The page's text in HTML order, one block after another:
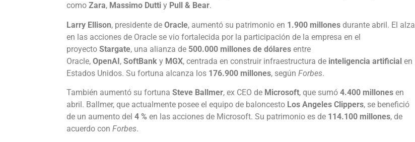
como Zara, Massimo Dutti y Pull & Bear.
Larry Ellison, presidente de Oracle, aumentó su patrimonio en 1.900 millones durante abril. El alza
en las acciones de Oracle se vio fortalecida por la participación de la empresa en el
proyecto Stargate, una alianza de 500.000 millones de dólares entre
Oracle, OpenAI, SoftBank y MGX, centrada en construir infraestructura de inteligencia artificial en
Estados Unidos. Su fortuna alcanza los 176.900 millones, según Forbes.
También aumentó su fortuna Steve Ballmer, ex CEO de Microsoft, que sumó 4.400 millones en
abril. Ballmer, que actualmente posee el equipo de baloncesto Los Angeles Clippers, se benefició
de un aumento del 4 % en las acciones de Microsoft. Su patrimonio es de 114.100 millones, de
acuerdo con Forbes.